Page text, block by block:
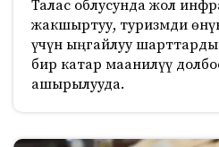
Талас облусунда жол
жакшыртуу, туризмди
үчүн ыңгайлуу шарттарды
бир катар маанилүү
ашырылууда.